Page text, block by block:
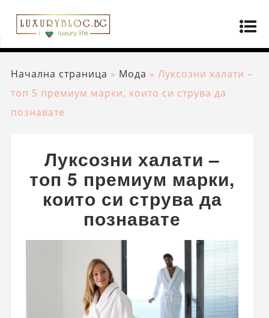
Начална страница » Мода » Луксозни халати –
топ 5 премиум марки, които си струва да
познавате
Луксозни халати –
топ 5 премиум марки,
които си струва да
познавате